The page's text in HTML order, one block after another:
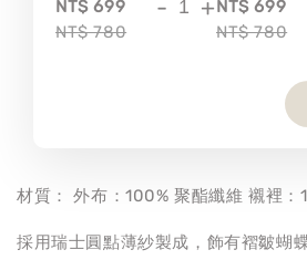
NT$ 699
NT$ 780
- + NT$ 699
NT$ 780
材質： 外布：100% 聚酯纖維 襯裡：
採用瑞士圓點薄紗製成，飾有褶皺蝴